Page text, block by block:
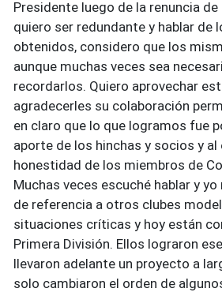
Presidente luego de la renuncia de
quiero ser redundante y hablar de
obtenidos, considero que los
aunque muchas veces sea
recordarlos. Quiero aprovechar
agradecerles su colaboración
en claro que lo que logramos fue
aporte de los hinchas y socios y
honestidad de los miembros de
Muchas veces escuché hablar y
de referencia a otros clubes
situaciones críticas y hoy están
Primera División. Ellos lograron
llevaron adelante un proyecto a
solo cambiaron el orden de